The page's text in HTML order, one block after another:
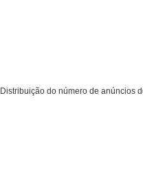
Distribuição do número de anúncios